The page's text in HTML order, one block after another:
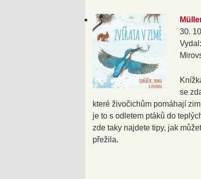
30.
Vydal:
se
které živočichům pomáhají
je to s odletem ptáků do
zde taky najdete tipy, jak
přežila.